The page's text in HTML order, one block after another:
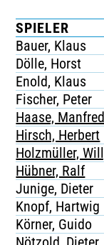
TICKETING
SPIELER
Bauer, Klaus
Dölle, Horst
Enold, Klaus
Fischer, Peter
Haase, Manfred
Hirsch, Herbert
Holzmüller,
Hübner, Ralf
Junige, Dieter
Knopf, Hartwig
Körner, Guido